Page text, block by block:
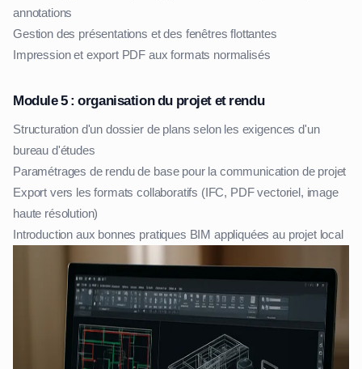
annotations
Gestion des présentations et des fenêtres flottantes
Impression et export PDF aux formats normalisés
Module 5 : organisation du projet et rendu
Structuration d'un dossier de plans selon les exigences d'un
bureau d'études
Paramétrages de rendu de base pour la communication de projet
Export vers les formats collaboratifs (IFC, PDF vectoriel, image
haute résolution)
Introduction aux bonnes pratiques BIM appliquées au projet local